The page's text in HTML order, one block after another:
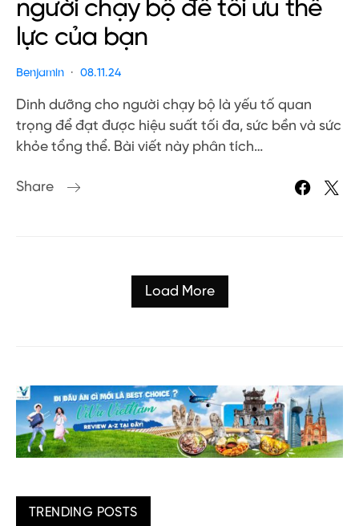
người chạy bộ để tối ưu thể
lực của bạn
Benjamin 08.11.24
Dinh dưỡng cho người chạy bộ là yếu tố quan
trọng để đạt được hiệu suất tối đa, sức bền và sức
khỏe tổng thể. Bài viết này phân tích…
Share
Load More
TRENDING POSTS